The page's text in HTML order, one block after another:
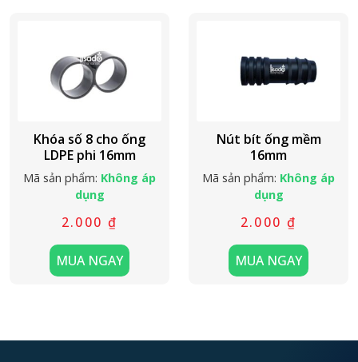
Khóa số 8 cho ống
LDPE phi 16mm
Mã sản phẩm: Không áp
dụng
2.000 ₫
MUA NGAY
Nút bít ống mềm
16mm
Mã sản phẩm: Không áp
dụng
2.000 ₫
MUA NGAY